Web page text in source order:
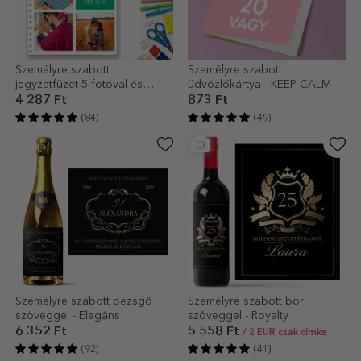
Személyre szabott
jegyzetfüzet 5 fotóval és
szöveggel
4 287 Ft
(84)
Személyre szabott
üdvözlőkártya - KEEP CALM
873 Ft
(49)
Személyre szabott pezsgő
szöveggel - Elegáns
6 352 Ft
(92)
Személyre szabott bor
szöveggel - Royalty
5 558 Ft / 2 EUR csak címke
(41)